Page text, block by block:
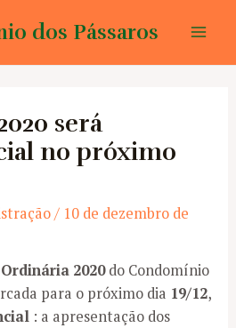
dos Pássaros
será
no próximo
/ 10 de dezembro de
2020do Condomínio
para o próximo dia 19/12,
: a apresentação dos